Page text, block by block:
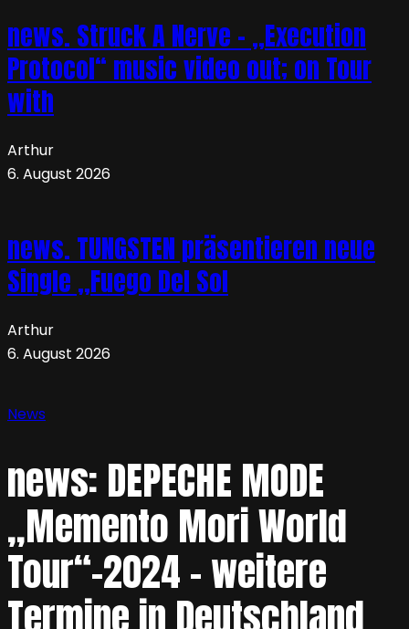
news. Struck A Nerve – „Execution
Protocol“ music video out; on Tour
with
Arthur
6. August 2026
news. TUNGSTEN präsentieren neue
Single „Fuego Del Sol
Arthur
6. August 2026
News
news: DEPECHE MODE
„Memento Mori World
Tour“-2024 – weitere
Termine in Deutschland